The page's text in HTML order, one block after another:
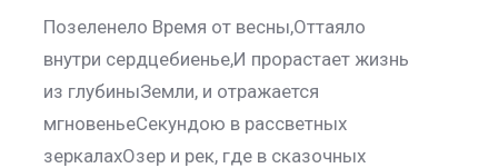
Позеленело Время от весны,Оттаяло
внутри сердцебиенье,И прорастает жизнь
из глубиныЗемли, и отражается
мгновеньеСекундою в рассветных
зеркалахОзер и рек, где в сказочных